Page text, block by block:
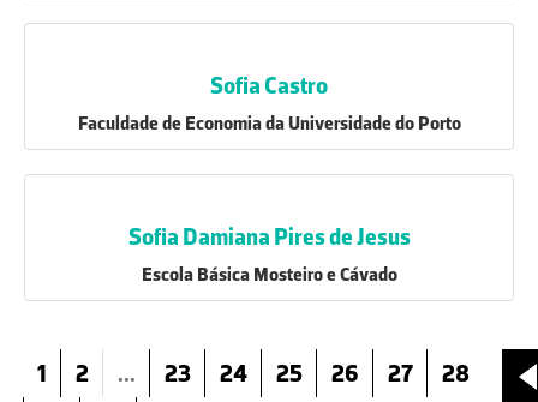
Sofia Castro
Faculdade de Economia da Universidade do Porto
Sofia Damiana Pires de Jesus
Escola Básica Mosteiro e Cávado
1 2 ... 23 24 25 26 27
28